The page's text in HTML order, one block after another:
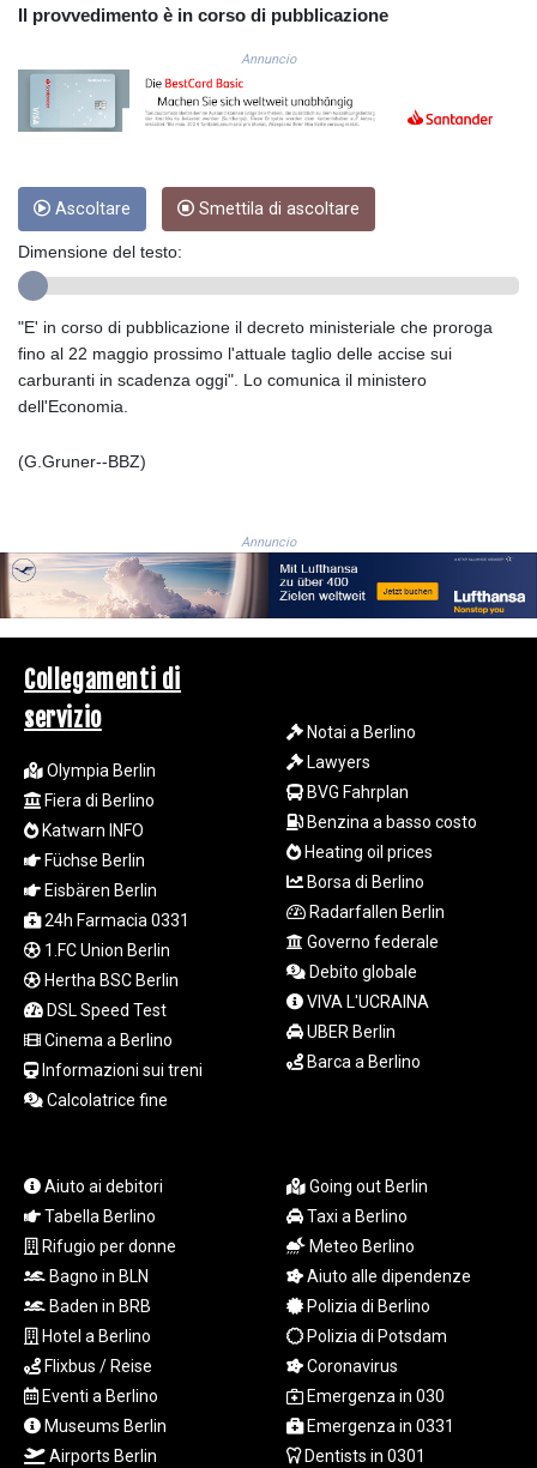
CZK 24.258158
DKK 7.477932
DZD 152.967099
ETB 186.049588
GBP 0.858527
GEL 3.017966
GGP 0.857252
GHS 13.526832
GIP 0.857252
HKD 9.066767
HNL 30.895616
HRK 7.536622
HTG 150.718127
HUF 363.096405
ILS 3.468234
IMP 0.857252
INR 110.076256
IQD
1509.981237
IRR
1590322.371805
ISK 142.598215
JEP 0.857252
JMD 183.057725
JOD 0.819746
JPY 182.445186
KES 149.158147
KGS 101.104505
1627.677557
KWD 0.356853
KYD 0.960588
KZT 540.233287
LAK
26025.676609
LBP
LKR 386.635196
LRD 208.057415
LSL 18.726567
Il provvedimento è in corso di pubblicazione
Annuncio
Ascoltare Smettila di ascoltare
Dimensione del testo:
"E' in corso di pubblicazione il decreto ministeriale che proroga
fino al 22 maggio prossimo l'attuale taglio delle accise sui
carburanti in scadenza oggi". Lo comunica il ministero
dell'Economia.
(G.Gruner--BBZ)
Annuncio
Collegamenti di
servizio
Olympia Berlin
Fiera di Berlino
Katwarn INFO
Füchse Berlin
Eisbären Berlin
24h Farmacia 0331
1.FC Union Berlin
Hertha BSC Berlin
DSL Speed Test
Cinema a Berlino
Informazioni sui treni
Calcolatrice fine
Notai a Berlino
Lawyers
BVG Fahrplan
Benzina a basso costo
Heating oil prices
Borsa di Berlino
Radarfallen Berlin
Governo federale
Debito globale
VIVA L'UCRAINA
UBER Berlin
Barca a Berlino
Aiuto ai debitori
Tabella Berlino
Rifugio per donne
Bagno in BLN
Baden in BRB
Hotel a Berlino
Flixbus / Reise
Eventi a Berlino
Museums Berlin
Airports Berlin
Going out Berlin
Taxi a Berlino
Meteo Berlino
Aiuto alle dipendenze
Polizia di Berlino
Polizia di Potsdam
Coronavirus
Emergenza in 030
Emergenza in 0331
Dentists in 0301